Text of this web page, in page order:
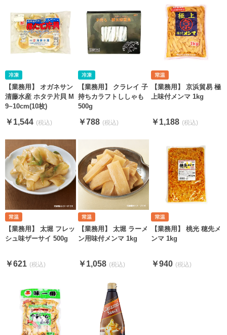
【業務用】 オガネサン
清藤水産 ホタテ片貝 M
9~10cm(10枚)
￥1,544
【業務用】 クラレイ 子
持ちカラフトししゃも
500g
￥788
【業務用】 京浜貿易 極
上味付メンマ 1kg
￥1,188
【業務用】 太堀 フレッ
シュ味ザーサイ 500g
￥621
【業務用】 太堀 ラーメ
ン用味付メンマ 1kg
￥1,058
【業務用】 桃光 穂先メ
ンマ 1kg
￥940